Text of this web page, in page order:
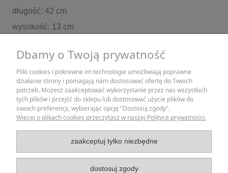
długość: 42 cm
wysokość: 13 cm
Wszystkie nasze wyroby są rękodziełem. Z tej racji
wymiary mogą się wahać w granicach 1-3 cm.
ZAKUPY
POMOC
Dbamy o Twoją prywatność
Pliki cookies i pokrewne im technologie umożliwiają poprawne
działanie strony i pomagają nam dostosować ofertę do Twoich
potrzeb. Możesz zaakceptować wykorzystanie przez nas wszystkich
tych plików i przejść do sklepu lub dostosować użycie plików do
swoich preferencji, wybierając opcję "Dostosuj zgody".
Więcej o plikach cookies przeczytasz w naszej Polityce prywatności.
zaakceptuj tylko niezbędne
dostosuj zgody